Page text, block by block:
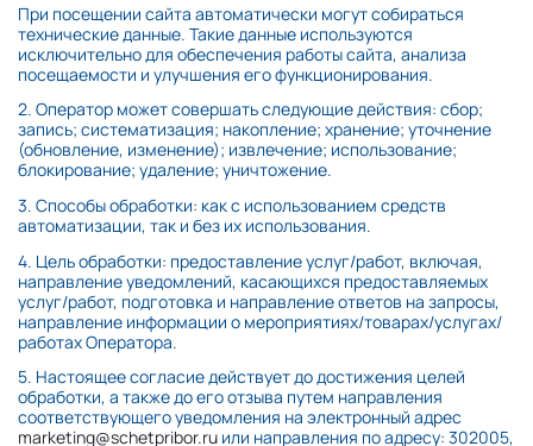
При посещении сайта автоматически могут собираться
технические данные. Такие данные используются
исключительно для обеспечения работы сайта, анализа
посещаемости и улучшения его функционирования.
2. Оператор может совершать следующие действия: сбор;
запись; систематизация; накопление; хранение; уточнение
(обновление, изменение); извлечение; использование;
блокирование; удаление; уничтожение.
3. Способы обработки: как с использованием средств
автоматизации, так и без их использования.
4. Цель обработки: предоставление услуг/работ, включая,
направление уведомлений, касающихся предоставляемых
услуг/работ, подготовка и направление ответов на запросы,
направление информации о мероприятиях/товарах/услугах/
работах Оператора.
5. Настоящее согласие действует до достижения целей
обработки, а также до его отзыва путем направления
соответствующего уведомления на электронный адрес
marketing@schetpribor.ru или направления по адресу: 302005,